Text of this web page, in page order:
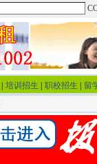
培训招生 职校招生 留